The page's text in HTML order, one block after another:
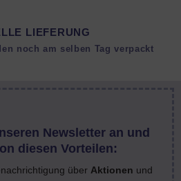
LIEFERUNG
noch am selben Tag verpackt
Newsletter an und
diesen Vorteilen:
über Aktionen und